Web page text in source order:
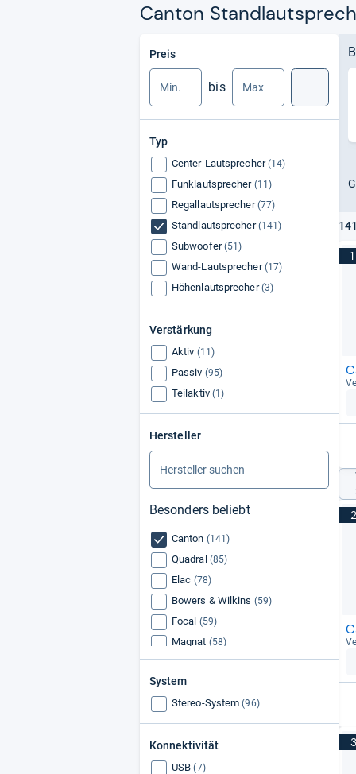
Canton
Preis
bis
Typ
Center-Lautsprecher (14)
Funklautsprecher (11)
Regallautsprecher (77)
Standlautsprecher (141)
Subwoofer (51)
Wand-Lautsprecher (17)
Höhenlautsprecher (3)
Verstärkung
Aktiv (11)
Passiv (95)
Teilaktiv (1)
Hersteller
Besonders beliebt
Canton (141)
Quadral (85)
Elac (78)
Bowers & Wilkins (59)
Focal (59)
Magnat (58)
Heco (55)
Klipsch
Dynaudio (54)
KEF (53)
Nubert (49)
Dali (49)
System
Stereo-System (96)
Konnektivität
USB (7)
1